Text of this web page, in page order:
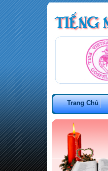
Trang Chủ